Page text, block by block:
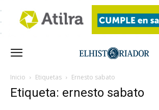
Inicio Etiquetas Ernesto sabato
Etiqueta: ernesto sabato